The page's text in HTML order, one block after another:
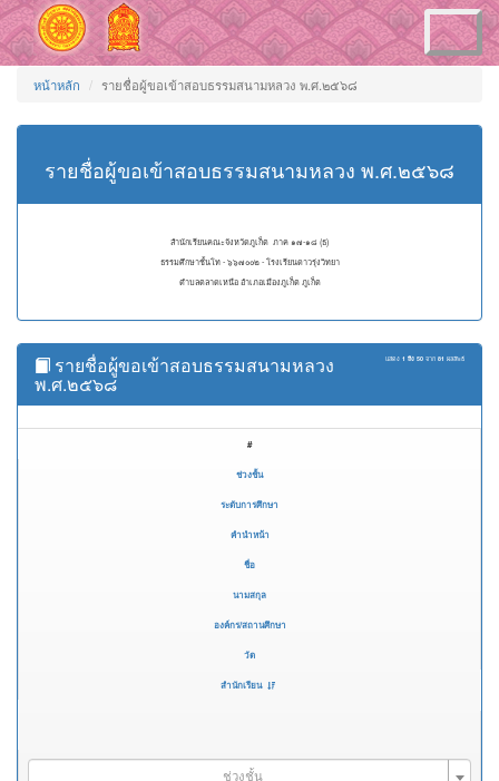
Toggle
navigation
หน้าหลัก รายชื่อผู้ขอเข้าสอบธรรมสนามหลวง พ.ศ.๒๕๖๘
รายชื่อผู้ขอเข้าสอบธรรมสนามหลวง พ.ศ.๒๕๖๘
สำนักเรียนคณะจังหวัดภูเก็ต ภาค ๑๗-๑๘ (ธ)
ธรรมศึกษาชั้นโท - ๖๖๗๐๐๒ - โรงเรียนดาวรุ่งวิทยา
ตำบลตลาดเหนือ อำเภอเมืองภูเก็ต ภูเก็ต
แสดง 1 ถึง 50 จาก 81 ผลลัพธ์
รายชื่อผู้ขอเข้าสอบธรรมสนามหลวง
พ.ศ.๒๕๖๘
#
ช่วงชั้น
ระดับการศึกษา
คำนำหน้า
ชื่อ
นามสกุล
องค์กร/สถานศึกษา
วัด
สำนักเรียน
ช่วงชั้น